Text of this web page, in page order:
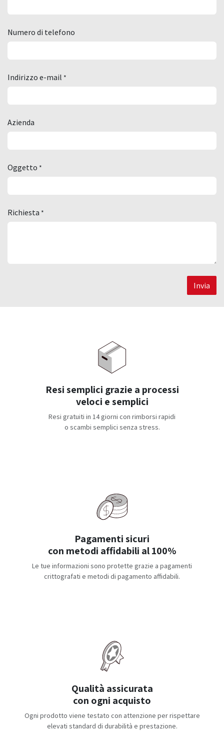
Numero di telefono
Indirizzo e-mail *
Azienda
Oggetto *
Richiesta *
Invia
Resi semplici grazie a processi
veloci e semplici
Resi gratuiti in 14 giorni con rimborsi rapidi
o scambi semplici senza stress.
Pagamenti sicuri
con metodi affidabili al 100%
Le tue informazioni sono protette grazie a pagamenti
crittografati e metodi di pagamento affidabili.
Qualità assicurata
con ogni acquisto
Ogni prodotto viene testato con attenzione per rispettare
elevati standard di durabilità e prestazione.